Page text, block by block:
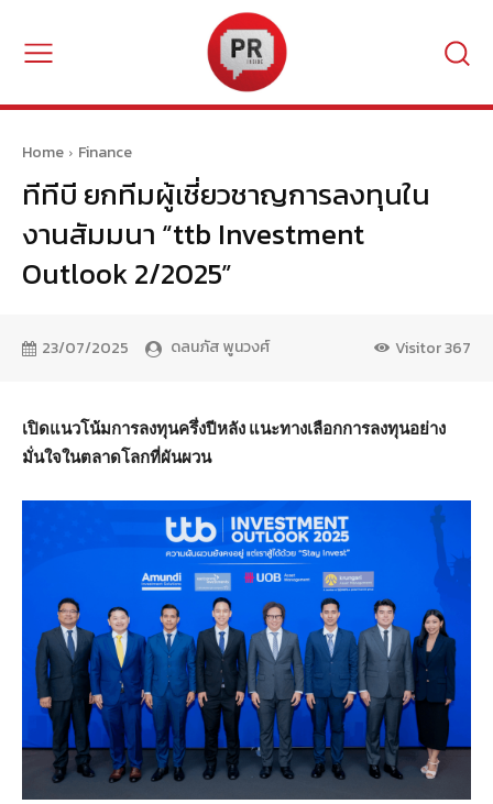
Home Finance
ทีทีบี ยกทีมผู้เชี่ยวชาญการลงทุนใน
งานสัมมนา “ttb Investment
Outlook 2/2025”
23/07/2025 ดลนภัส พูนวงศ์ Visitor367
เปิดแนวโน้มการลงทุนครึ่งปีหลัง แนะทางเลือกการลงทุนอย่าง
มั่นใจในตลาดโลกที่ผันผวน